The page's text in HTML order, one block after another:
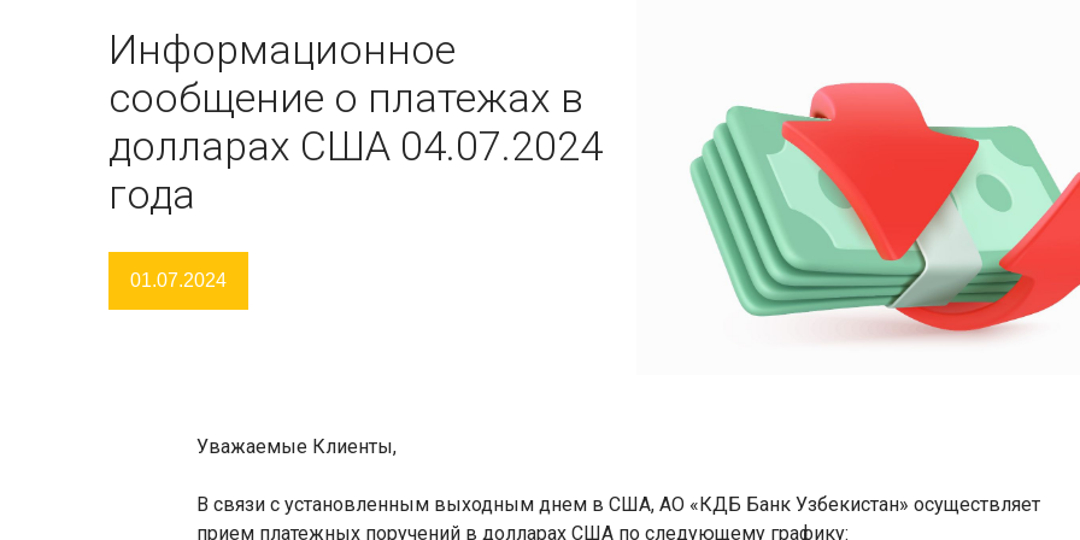
Информационное
сообщение о платежах в
долларах США 04.07.2024
года
01.07.2024
Уважаемые Клиенты,
В связи с установленным выходным днем в США, АО «КДБ Банк Узбекистан» осуществляет
прием платежных поручений в долларах США по следующему графику: